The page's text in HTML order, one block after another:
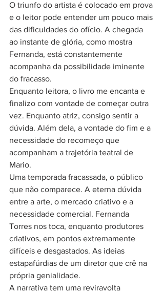
O triunfo do artista é colocado em prova
e o leitor pode entender um pouco mais
das dificuldades do ofício. A chegada
ao instante de glória, como mostra
Fernanda, está constantemente
acompanha da possibilidade iminente
do fracasso.
Enquanto leitora, o livro me encanta e
finalizo com vontade de começar outra
vez. Enquanto atriz, consigo sentir a
dúvida. Além dela, a vontade do fim e a
necessidade do recomeço que
acompanham a trajetória teatral de
Mario.
Uma temporada fracassada, o público
que não comparece. A eterna dúvida
entre a arte, o mercado criativo e a
necessidade comercial. Fernanda
Torres nos toca, enquanto produtores
criativos, em pontos extremamente
difíceis e desgastados. As ideias
estapafúrdias de um diretor que crê na
própria genialidade.
A narrativa tem uma reviravolta